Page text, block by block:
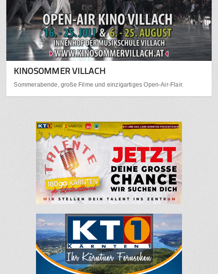
KINOSOMMER VILLACH
Sommerabende, große Filme und einzigartiges Open-Air-Flair.